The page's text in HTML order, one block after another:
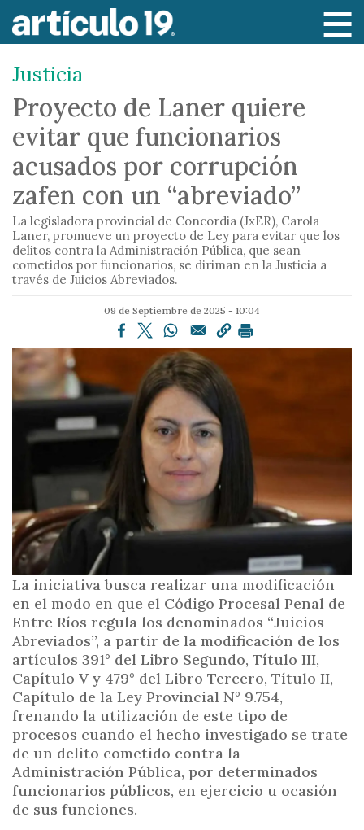
a
l
o
n
t
e
n
o
r
i
n
i
p
a
l
Justicia
Proyecto de Laner quiere
evitar que funcionarios
acusados por corrupción
zafen con un “abreviado”
La legisladora provincial de Concordia (JxER), Carola
Laner, promueve un proyecto de Ley para evitar que los
delitos contra la Administración Pública, que sean
cometidos por funcionarios, se diriman en la Justicia a
través de Juicios Abreviados.
09 de Septiembre de 2025 - 10:04
La iniciativa busca realizar una modificación
en el modo en que el Código Procesal Penal de
Entre Ríos regula los denominados “Juicios
Abreviados”, a partir de la modificación de los
artículos 391° del Libro Segundo, Título III,
Capítulo V y 479° del Libro Tercero, Título II,
Capítulo de la Ley Provincial N° 9.754,
frenando la utilización de este tipo de
procesos cuando el hecho investigado se trate
de un delito cometido contra la
Administración Pública, por determinados
funcionarios públicos, en ejercicio u ocasión
de sus funciones.